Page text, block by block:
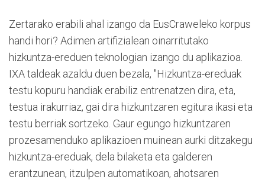
Zertarako erabili ahal izango da EusCraweleko korpus
handi hori? Adimen artifizialean oinarritutako
hizkuntza-ereduen teknologian izango du aplikazioa.
IXA taldeak azaldu duen bezala, "Hizkuntza-ereduak
testu kopuru handiak erabiliz entrenatzen dira, eta,
testua irakurriaz, gai dira hizkuntzaren egitura ikasi eta
testu berriak sortzeko. Gaur egungo hizkuntzaren
prozesamenduko aplikazioen muinean aurki ditzakegu
hizkuntza-ereduak, dela bilaketa eta galderen
erantzunean, itzulpen automatikoan, ahotsaren